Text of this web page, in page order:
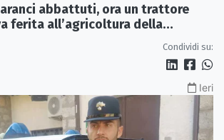
abbattuti, ora un trattore
ferita all’agricoltura della
Condividi su:
Ieri